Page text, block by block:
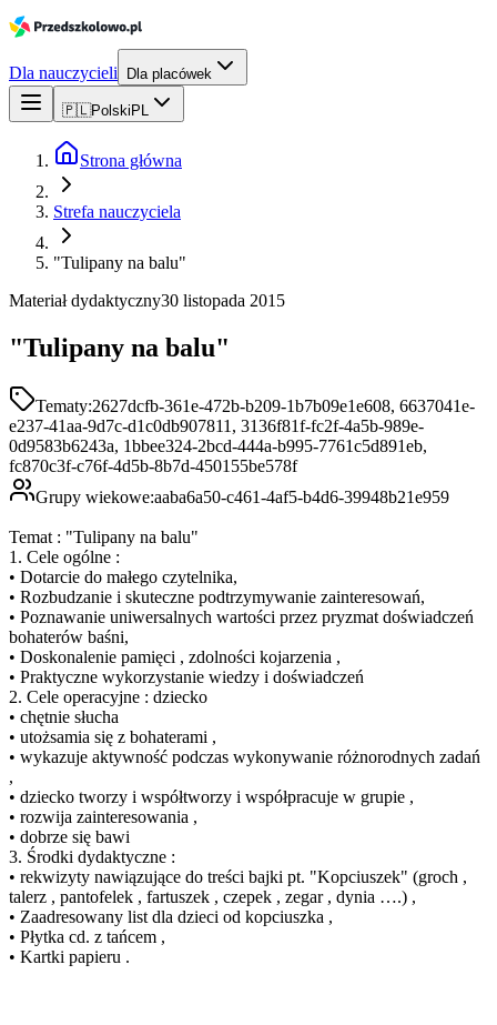
Dla nauczycieli Dla placówek
🇵🇱Polski PL
Strona główna
Strefa nauczyciela
"Tulipany na balu"
Materiał dydaktyczny30 listopada 2015
"Tulipany na balu"
Tematy:2627dcfb-361e-472b-b209-1b7b09e1e608, 6637041e-
e237-41aa-9d7c-d1c0db907811, 3136f81f-fc2f-4a5b-989e-
0d9583b6243a, 1bbee324-2bcd-444a-b995-7761c5d891eb,
fc870c3f-c76f-4d5b-8b7d-450155be578f
Grupy wiekowe:aaba6a50-c461-4af5-b4d6-39948b21e959
Temat : "Tulipany na balu"
1. Cele ogólne :
• Dotarcie do małego czytelnika,
• Rozbudzanie i skuteczne podtrzymywanie zainteresowań,
• Poznawanie uniwersalnych wartości przez pryzmat doświadczeń
bohaterów baśni,
• Doskonalenie pamięci , zdolności kojarzenia ,
• Praktyczne wykorzystanie wiedzy i doświadczeń
2. Cele operacyjne : dziecko
• chętnie słucha
• utożsamia się z bohaterami ,
• wykazuje aktywność podczas wykonywanie różnorodnych zadań
,
• dziecko tworzy i współtworzy i współpracuje w grupie ,
• rozwija zainteresowania ,
• dobrze się bawi
3. Środki dydaktyczne :
• rekwizyty nawiązujące do treści bajki pt. "Kopciuszek" (groch ,
talerz , pantofelek , fartuszek , czepek , zegar , dynia ….) ,
• Zaadresowany list dla dzieci od kopciuszka ,
• Płytka cd. z tańcem ,
• Kartki papieru .